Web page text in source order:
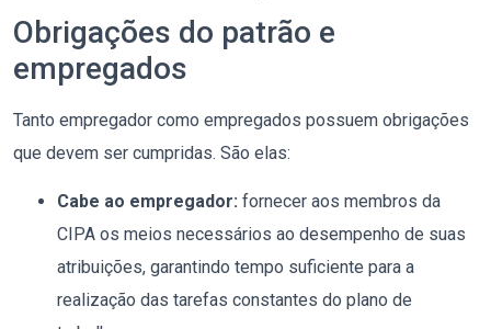
Obrigações do patrão e
empregados
Tanto empregador como empregados possuem obrigações
que devem ser cumpridas. São elas:
Cabe ao empregador: fornecer aos membros da
CIPA os meios necessários ao desempenho de suas
atribuições, garantindo tempo suficiente para a
realização das tarefas constantes do plano de